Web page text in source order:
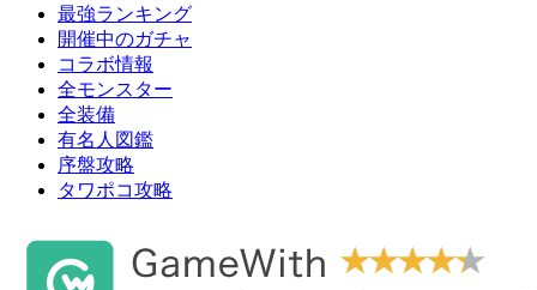
最強ランキング
開催中のガチャ
コラボ情報
全モンスター
全装備
有名人図鑑
序盤攻略
タワポコ攻略